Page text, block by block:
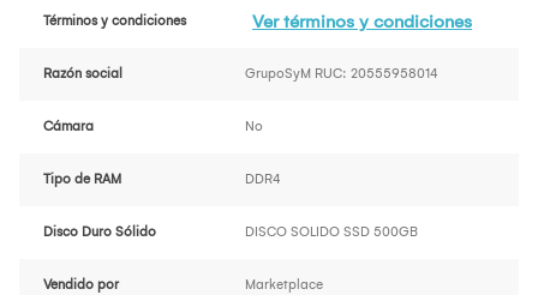
Términos y condiciones Ver términos y condiciones
Razón social GrupoSyM RUC: 20555958014
Cámara No
Tipo de RAM DDR4
Disco Duro Sólido DISCO SOLIDO SSD 500GB
Vendido por Marketplace